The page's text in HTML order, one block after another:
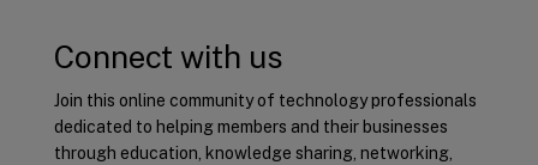
Connect with us
Join this online community of technology professionals
dedicated to helping members and their businesses
through education, knowledge sharing, networking,